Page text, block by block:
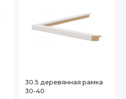
30.5 деревянная рамка
30-40